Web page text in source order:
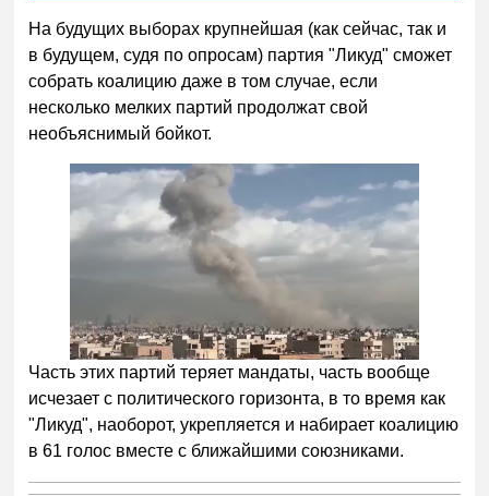
На будущих выборах крупнейшая (как сейчас, так и
в будущем, судя по опросам) партия "Ликуд" сможет
собрать коалицию даже в том случае, если
несколько мелких партий продолжат свой
необъяснимый бойкот.
Часть этих партий теряет мандаты, часть вообще
исчезает с политического горизонта, в то время как
"Ликуд", наоборот, укрепляется и набирает коалицию
в 61 голос вместе с ближайшими союзниками.